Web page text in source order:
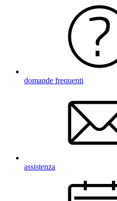
domande frequenti
assistenza